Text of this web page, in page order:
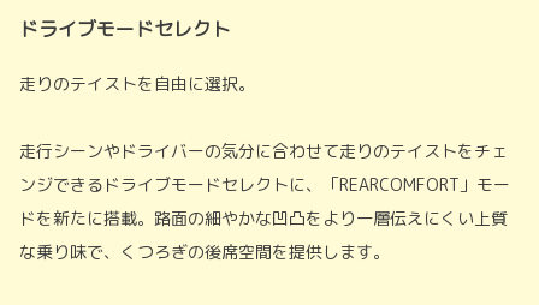
ドライブモードセレクト
走りのテイストを自由に選択。
走行シーンやドライバーの気分に合わせて走りのテイストをチェ
ンジできるドライブモードセレクトに、「REARCOMFORT」モー
ドを新たに搭載。路面の細やかな凹凸をより一層伝えにくい上質
な乗り味で、くつろぎの後席空間を提供します。